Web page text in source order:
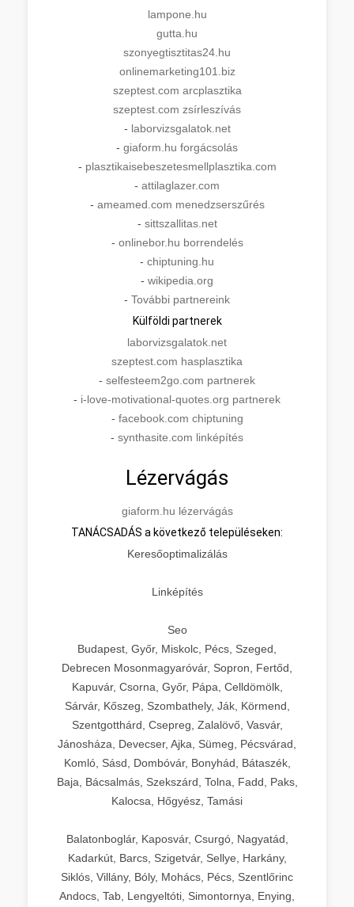
lampone.hu
gutta.hu
szonyegtisztitas24.hu
onlinemarketing101.biz
szeptest.com arcplasztika
szeptest.com zsírleszívás
- laborvizsgalatok.net
- giaform.hu forgácsolás
- plasztikaisebeszetesmellplasztika.com
- attilaglazer.com
- ameamed.com menedzserszűrés
- sittszallitas.net
- onlinebor.hu borrendelés
- chiptuning.hu
- wikipedia.org
- További partnereink
Külföldi partnerek
laborvizsgalatok.net
szeptest.com hasplasztika
- selfesteem2go.com partnerek
- i-love-motivational-quotes.org partnerek
- facebook.com chiptuning
- synthasite.com linképítés
Lézervágás
giaform.hu lézervágás
TANÁCSADÁS a következő településeken:
Keresőoptimalizálás
Linképítés
Seo
Budapest, Győr, Miskolc, Pécs, Szeged,
Debrecen Mosonmagyaróvár, Sopron, Fertőd,
Kapuvár, Csorna, Győr, Pápa, Celldömölk,
Sárvár, Kőszeg, Szombathely, Ják, Körmend,
Szentgotthárd, Csepreg, Zalalövő, Vasvár,
Jánosháza, Devecser, Ajka, Sümeg, Pécsvárad,
Komló, Sásd, Dombóvár, Bonyhád, Bátaszék,
Baja, Bácsalmás, Szekszárd, Tolna, Fadd, Paks,
Kalocsa, Hőgyész, Tamási
Balatonboglár, Kaposvár, Csurgó, Nagyatád,
Kadarkút, Barcs, Szigetvár, Sellye, Harkány,
Siklós, Villány, Bóly, Mohács, Pécs, Szentlőrinc
Andocs, Tab, Lengyeltóti, Simontornya, Enying,